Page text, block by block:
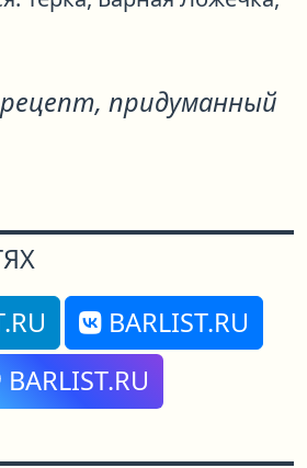
рецепт, придуманный
BARLIST.RU
BARLIST.RU